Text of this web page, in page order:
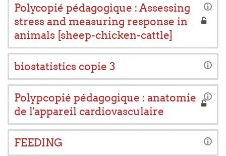
Polycopié pédagogique : Assessing
stress and measuring response in
animals [sheep-chicken-cattle]
biostatistics copie 3
Polypcopié pédagogique : anatomie
de l'appareil cardiovasculaire
FEEDING